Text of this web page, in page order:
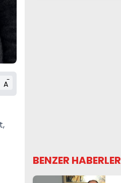
A-
BENZER HABERLER